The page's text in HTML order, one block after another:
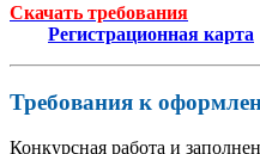
Скачать требования
Регистрационная карта
Требования к
Конкурсная работа и